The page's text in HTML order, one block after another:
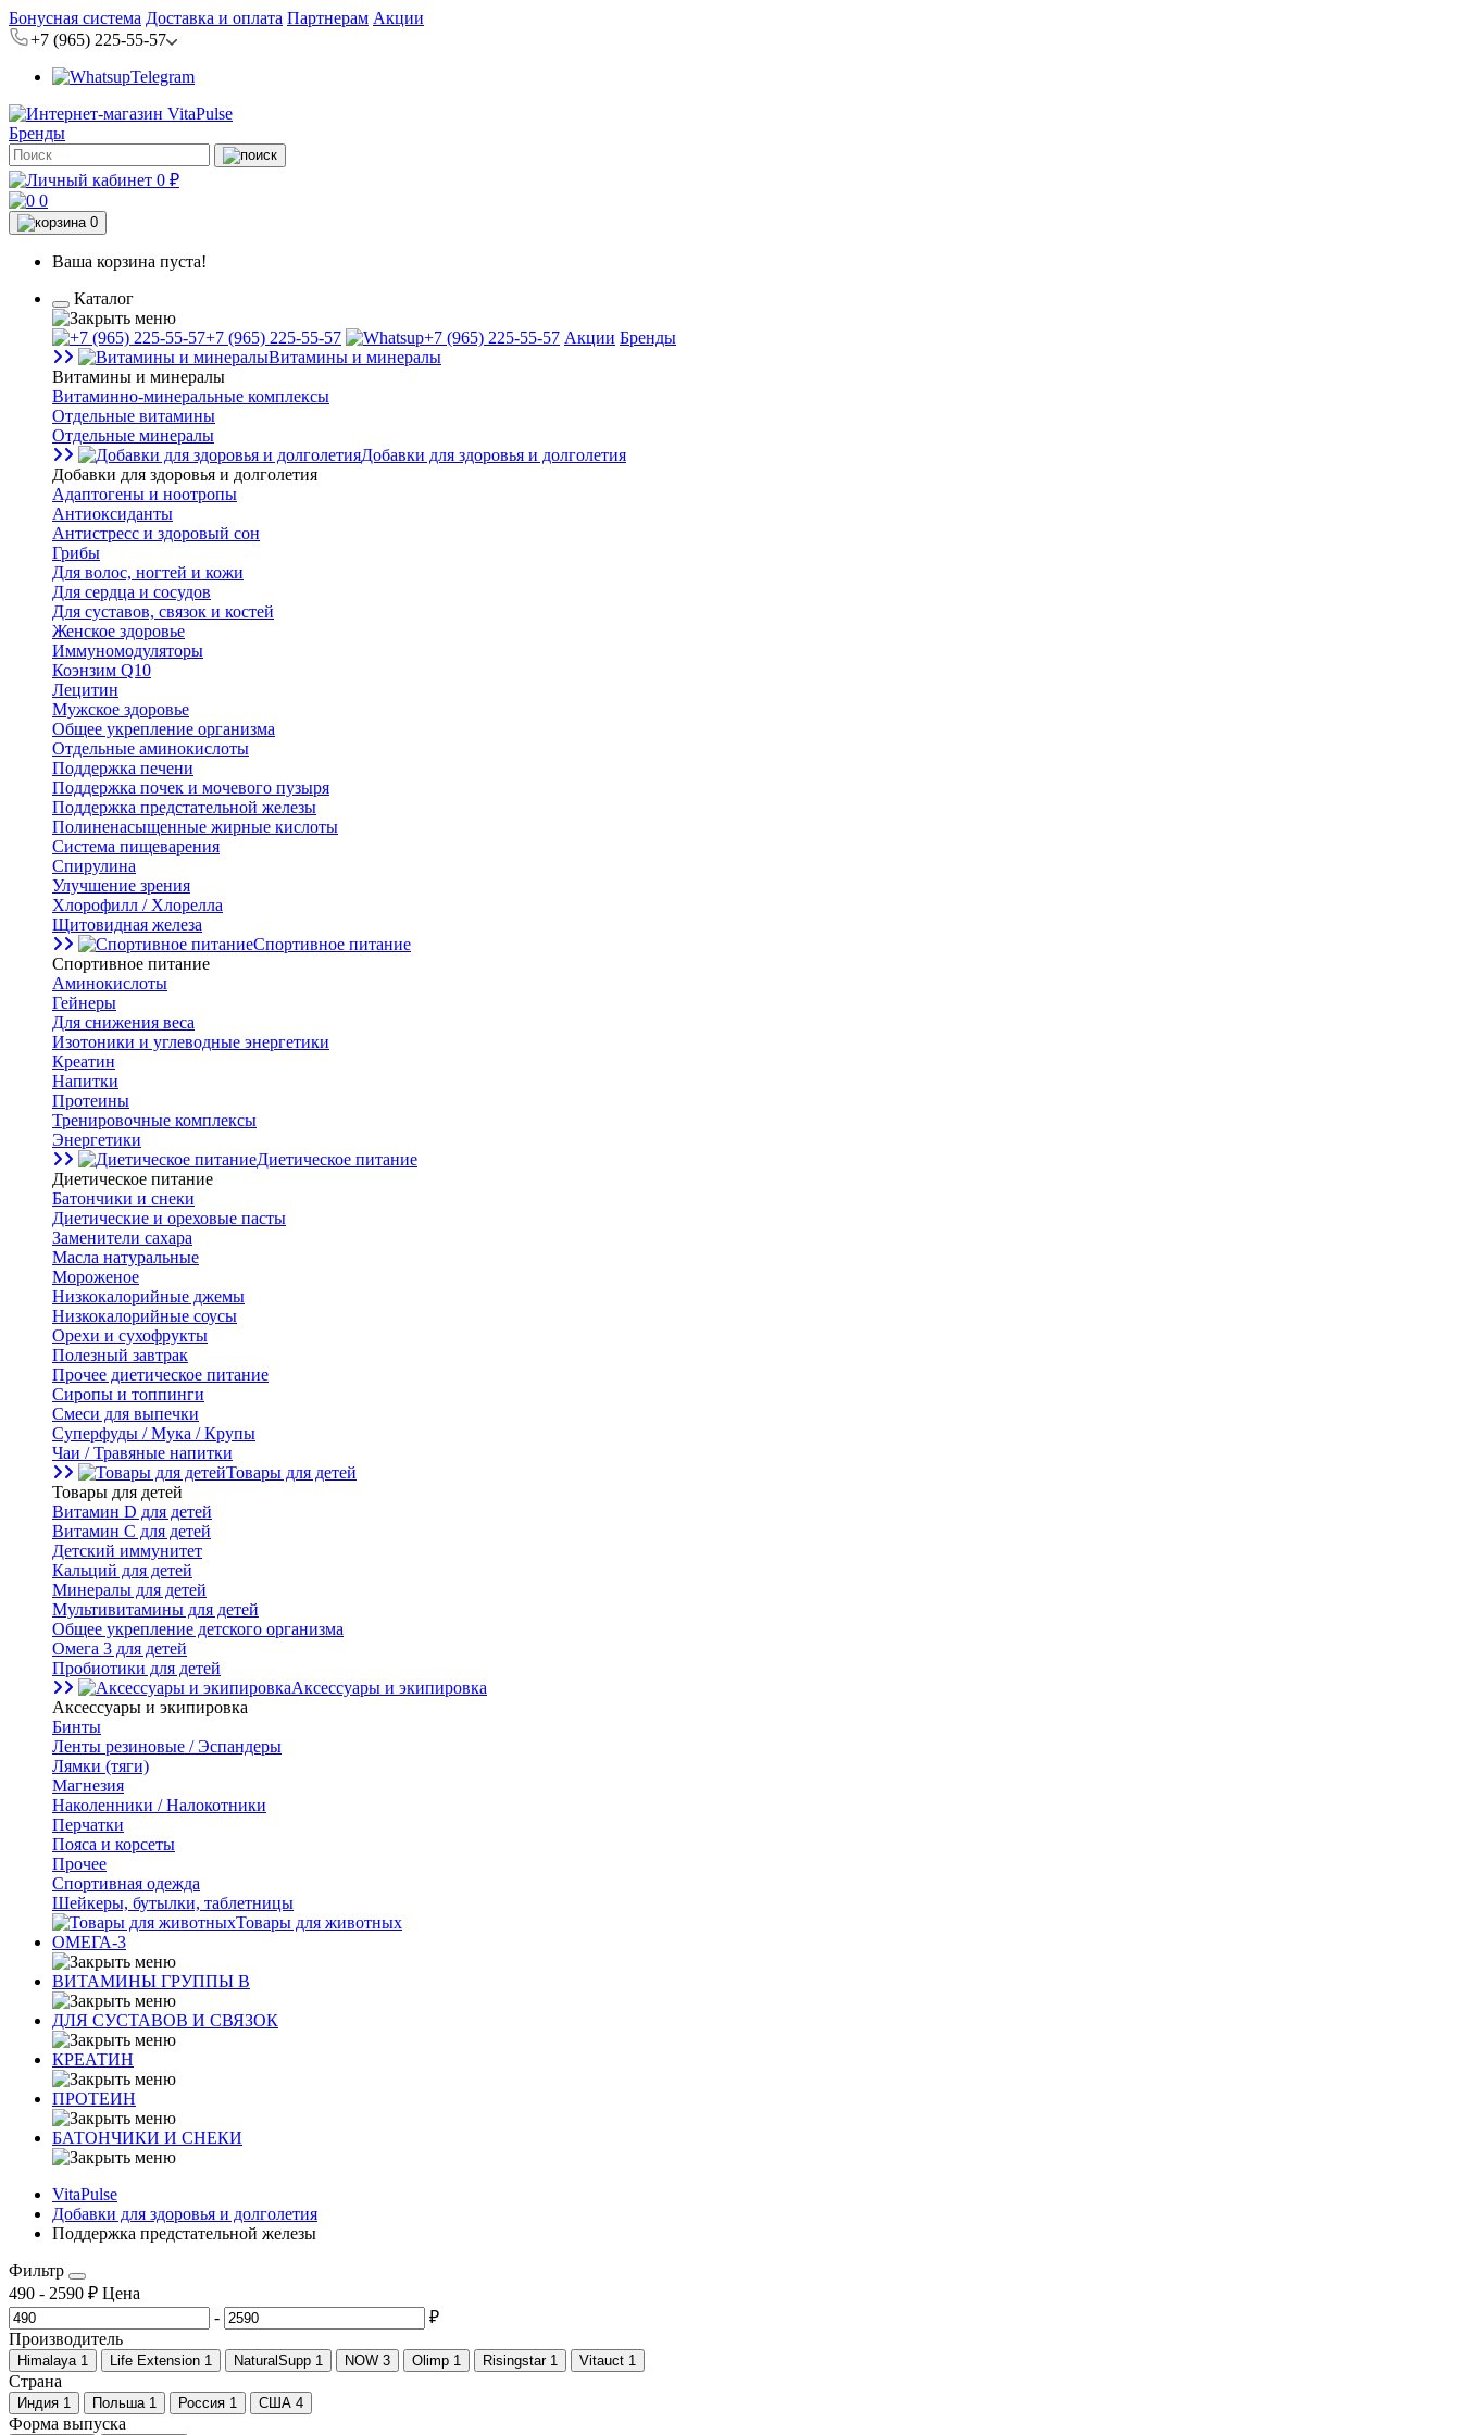
Бонусная система Доставка и оплата Партнерам Акции
+7 (965) 225-55-57
Telegram
Бренды
0 ₽
0
0
Ваша корзина пуста!
Каталог
+7 (965) 225-55-57 +7 (965) 225-55-57 Акции Бренды
Витамины и минералы
Витамины и минералы
Витаминно-минеральные комплексы
Отдельные витамины
Отдельные минералы
Добавки для здоровья и долголетия
Добавки для здоровья и долголетия
Адаптогены и ноотропы
Антиоксиданты
Антистресс и здоровый сон
Грибы
Для волос, ногтей и кожи
Для сердца и сосудов
Для суставов, связок и костей
Женское здоровье
Иммуномодуляторы
Коэнзим Q10
Лецитин
Мужское здоровье
Общее укрепление организма
Отдельные аминокислоты
Поддержка печени
Поддержка почек и мочевого пузыря
Поддержка предстательной железы
Полиненасыщенные жирные кислоты
Система пищеварения
Спирулина
Улучшение зрения
Хлорофилл / Хлорелла
Щитовидная железа
Спортивное питание
Спортивное питание
Аминокислоты
Гейнеры
Для снижения веса
Изотоники и углеводные энергетики
Креатин
Напитки
Протеины
Тренировочные комплексы
Энергетики
Диетическое питание
Диетическое питание
Батончики и снеки
Диетические и ореховые пасты
Заменители сахара
Масла натуральные
Мороженое
Низкокалорийные джемы
Низкокалорийные соусы
Орехи и сухофрукты
Полезный завтрак
Прочее диетическое питание
Сиропы и топпинги
Смеси для выпечки
Суперфуды / Мука / Крупы
Чаи / Травяные напитки
Товары для детей
Товары для детей
Витамин D для детей
Витамин С для детей
Детский иммунитет
Кальций для детей
Минералы для детей
Мультивитамины для детей
Общее укрепление детского организма
Омега 3 для детей
Пробиотики для детей
Аксессуары и экипировка
Аксессуары и экипировка
Бинты
Ленты резиновые / Эспандеры
Лямки (тяги)
Магнезия
Наколенники / Налокотники
Перчатки
Пояса и корсеты
Прочее
Спортивная одежда
Шейкеры, бутылки, таблетницы
Товары для животных
ОМЕГА-3
ВИТАМИНЫ ГРУППЫ В
ДЛЯ СУСТАВОВ И СВЯЗОК
КРЕАТИН
ПРОТЕИН
БАТОНЧИКИ И СНЕКИ
VitaPulse
Добавки для здоровья и долголетия
Поддержка предстательной железы
Фильтр
490 - 2590 ₽ Цена
-
₽
Производитель
Himalaya 1 Life Extension 1 NaturalSupp 1 NOW 3 Olimp 1 Risingstar 1 Vitauct 1
Страна
Индия 1 Польша 1 Россия 1 США 4
Форма выпуска